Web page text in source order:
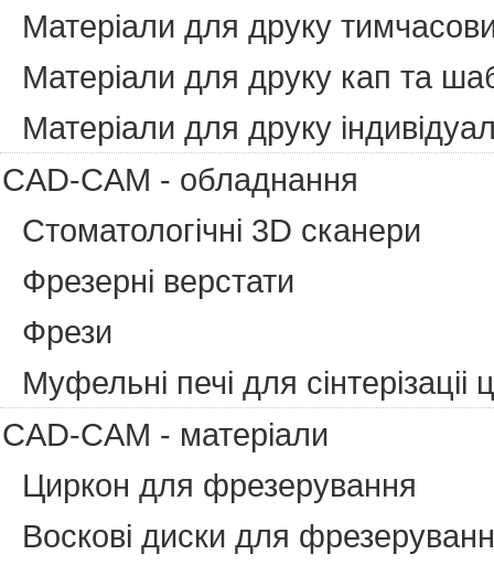
Матеріали для друку
Матеріали для друку кап та
Матеріали для друку
CAD-CAM - обладнання
Стоматологічні 3D сканери
Фрезерні верстати
Фрези
Муфельні печі для сінтерізаціі
CAD-CAM - матеріали
Циркон для фрезерування
Воскові диски для